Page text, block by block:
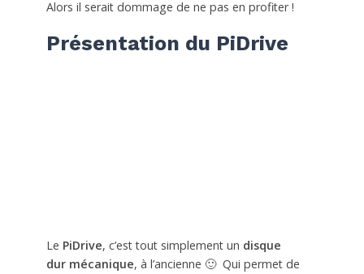
Alors il serait dommage de ne pas en profiter !
Présentation du PiDrive
Le PiDrive, c’est tout simplement un disque
dur mécanique, à l’ancienne 🙂 Qui permet de